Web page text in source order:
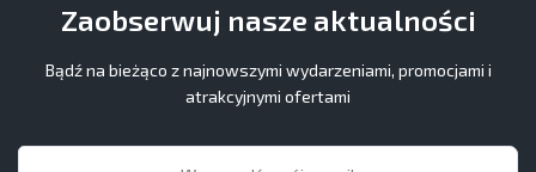
Zaobserwuj nasze aktualności
Bądź na bieżąco z najnowszymi wydarzeniami, promocjami i
atrakcyjnymi ofertami